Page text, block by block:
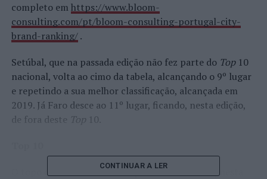
completo em https://www.bloom-
consulting.com/pt/bloom-consulting-portugal-city-
brand-ranking/.
Setúbal, que na passada edição não fez parte do Top10
nacional, volta ao cimo da tabela, alcançando o 9º lugar
e repetindo a sua melhor classificação, alcançada em
2019. Já Faro desce ao 11º lugar, ficando, nesta edição,
de fora deste Top 10.
O topo da tabela continua a pertencer a Lisboa, nesta
CONTINUAR A LER